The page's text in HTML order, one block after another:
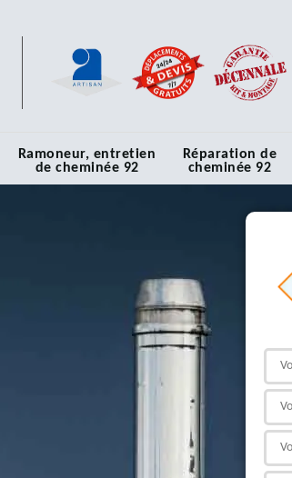
Ramoneur, entretien
de cheminée 92
Réparation de
cheminée 92